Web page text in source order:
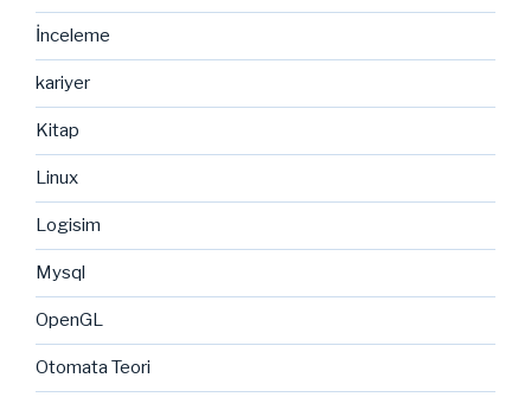
İnceleme
kariyer
Kitap
Linux
Logisim
Mysql
OpenGL
Otomata Teori